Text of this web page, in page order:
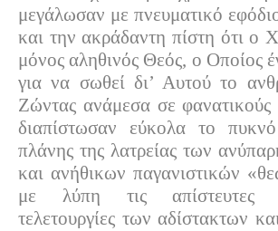
μεγάλωσαν με πνευματικό
και την ακράδαντη πίστη ότι ο
μόνος αληθινός Θεός, ο Οποίος
για να σωθεί δι’ Αυτού το
Ζώντας ανάμεσα σε φανατικούς
διαπίστωσαν εύκολα το
πλάνης της λατρείας των
και ανήθικων παγανιστικών
με λύπη τις απίστευτες
τελετουργίες των αδίστακτων